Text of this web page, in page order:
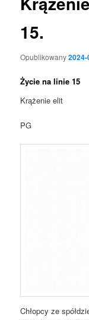
15.
Opublikowany2024-
Życie na linie 15
Krążenie elit
PG
Chłopcy ze